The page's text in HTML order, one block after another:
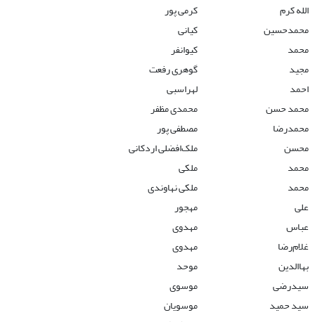
الله کرم
کرمی پور
محمدحسین
کیانی
محمد
کیوانفر
مجید
گوهری رفعت
احمد
لهراسبی
محمد حسن
محمدی مظفر
محمدرضا
مصطفی پور
محسن
ملک‌افضلی اردکانی
محمد
ملکی
محمد
ملکی نهاوندی
علی
مهجور
عباس
مهدوی
غلام‌رضا
مهدوی
بهاالدین
موحد
سیدرضی
موسوی
سید حمید
موسویان